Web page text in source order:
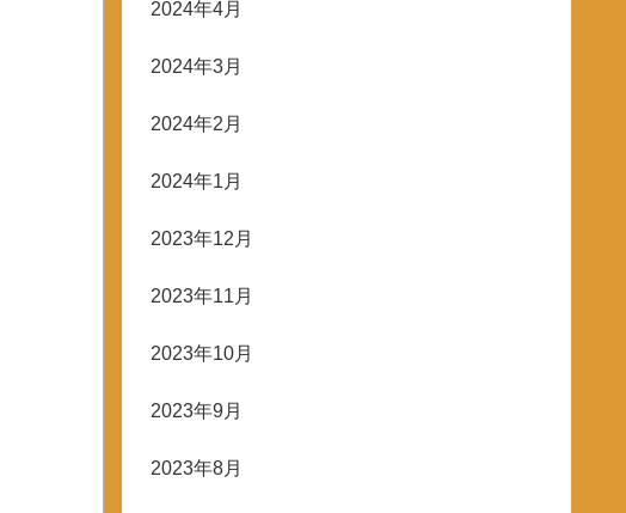
2024年4月
2024年3月
2024年2月
2024年1月
2023年12月
2023年11月
2023年10月
2023年9月
2023年8月